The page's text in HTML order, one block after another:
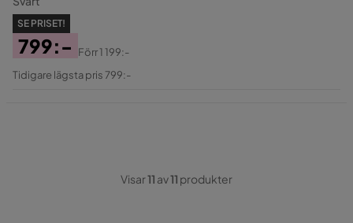
SE PRISET!
Pris
799:-
Original
Förr1 199:-
Tidigare lägsta pris 799:-
Visar11 av11 produkter